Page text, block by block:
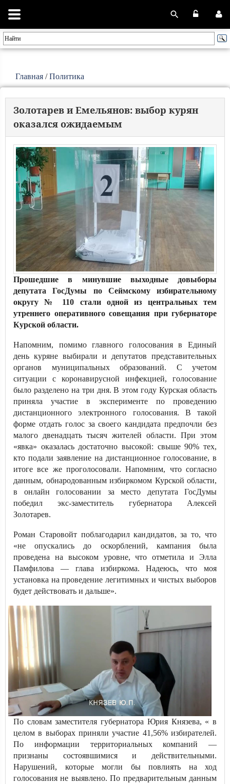
Главная /Политика
Золотарев и Емельянов: выбор курян
оказался ожидаемым
Прошедшие в минувшие выходные довыборы
депутата ГосДумы по Сеймскому избирательному
округу № 110 стали одной из центральных тем
утреннего оперативного совещания при губернаторе
Курской области.
Напомним, помимо главного голосования в Единый
день куряне выбирали и депутатов представительных
органов муниципальных образований. С учетом
ситуации с коронавирусной инфекцией, голосование
было разделено на три дня. В этом году Курская область
приняла участие в эксперименте по проведению
дистанционного электронного голосования. В такой
форме отдать голос за своего кандидата предпочли без
малого двенадцать тысяч жителей области. При этом
«явка» оказалась достаточно высокой: свыше 90% тех,
кто подали заявление на дистанционное голосование, в
итоге все же проголосовали. Напомним, что согласно
данным, обнародованным избиркомом Курской области,
в онлайн голосовании за место депутата ГосДумы
победил экс-заместитель губернатора Алексей
Золотарев.
Роман Старовойт поблагодарил кандидатов, за то, что
«не опускались до оскорблений, кампания была
проведена на высоком уровне, что отметила и Элла
Памфилова — глава избиркома. Надеюсь, что моя
установка на проведение легитимных и чистых выборов
будет действовать и дальше».
По словам заместителя губернатора Юрия Князева, « в
целом в выборах приняли участие 41,56% избирателей.
По информации территориальных компаний —
признаны состоявшимися и действительными.
Нарушений, которые могли бы повлиять на ход
голосования не выявлено. По предварительным данным